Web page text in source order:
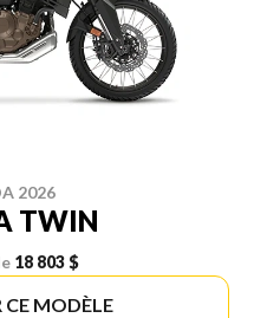
2026
TWIN
18 803 $
CE MODÈLE